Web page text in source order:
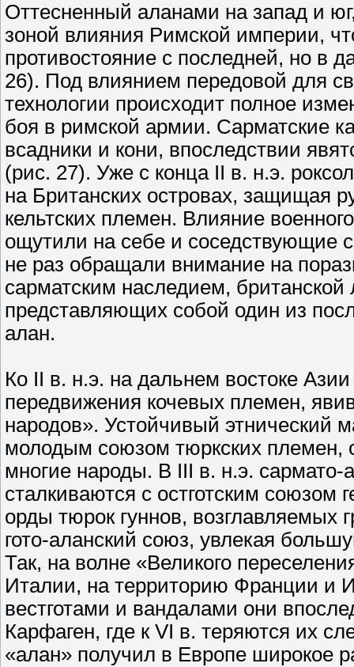
Оттесненный аланами на запад и
зоной влияния Римской империи,
противостояние с последней, но в
26). Под влиянием передовой для
технологии происходит полное
боя в римской армии. Сарматские
всадники и кони, впоследствии
(рис. 27). Уже с конца II в. н.э.
на Британских островах, защищая
кельтских племен. Влияние
ощутили на себе и соседствующие
не раз обращали внимание на
сарматским наследием, британской
представляющих собой один из
алан.
Ко II в. н.э. на дальнем востоке
передвижения кочевых племен,
народов». Устойчивый этнический
молодым союзом тюркских племен,
многие народы. В III в. н.э.
сталкиваются с остготским союзом
орды тюрок гуннов, возглавляемых
гото-аланский союз, увлекая
Так, на волне «Великого
Италии, на территорию Франции и
вестготами и вандалами они
Карфаген, где к VI в. теряются их
«алан» получил в Европе широкое